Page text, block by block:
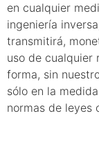
en cualquier
ingeniería
transmitirá,
uso de cualquier
forma, sin
sólo en la
normas de leyes